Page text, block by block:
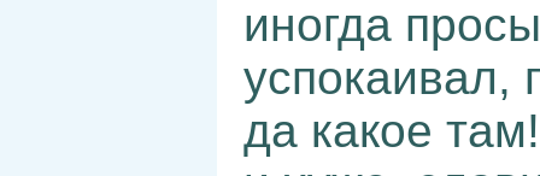
иногда
успокаивал,
да какое